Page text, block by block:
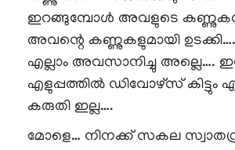
ഇറങ്ങുമ്പോൾ അവളുടെ
അവന്റെ കണ്ണുകളുമായി
എല്ലാം അവസാനിച്ചു അല്ലെ….
എളുപ്പത്തിൽ ഡിവോഴ്സ് കിട്ടും
കരുതി ഇല്ല….
മോളെ… നിനക്ക് സകല